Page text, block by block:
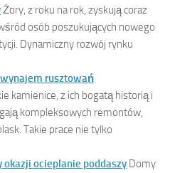
Żory, z roku na rok, zyskują coraz
osób poszukujących nowego
Dynamiczny rozwój rynku
rusztowań
kamienice, z ich bogatą historią i
kompleksowych remontów,
Takie prace nie tylko
okazji ocieplanie poddaszy Domy